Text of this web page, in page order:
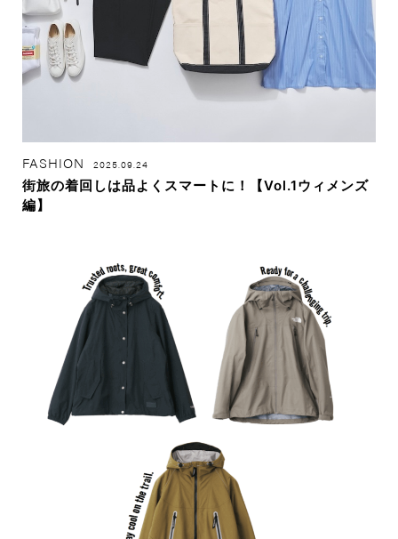
FASHION 2025.09.24
街旅の着回しは品よくスマートに！【Vol.1ウィメンズ
編】